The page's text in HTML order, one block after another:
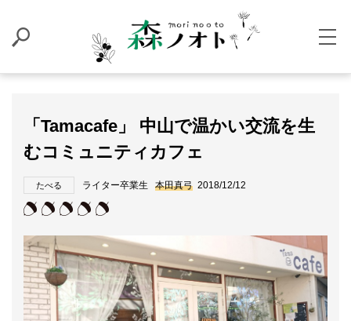
「Tamacafe」 中山で温かい交流を生
むコミュニティカフェ
たべる ライター卒業生 本田真弓 2018/12/12